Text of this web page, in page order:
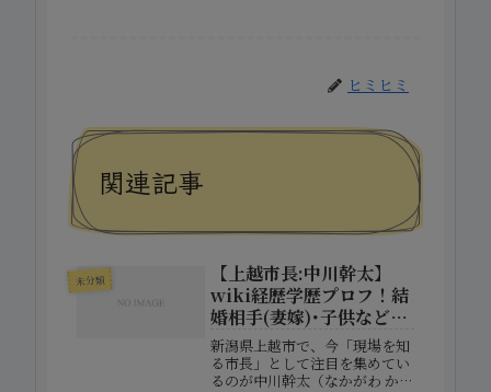
ヒミヒミ
関連記事
未分類
【上越市長:中川幹太】
wiki経歴学歴プロフ！結
婚相手(妻嫁)･子供など家
族構成！
新潟県上越市で、今「現場を知
る市長」として注目を集めてい
るのが中川幹太（なかがわ かん